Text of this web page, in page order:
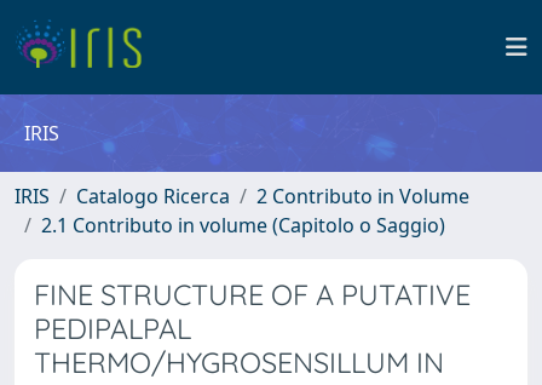
IRIS
IRIS Catalogo Ricerca
2 Contributo in Volume
2.1 Contributo in volume (Capitolo o Saggio)
FINE STRUCTURE OF A PUTATIVE
PEDIPALPAL
THERMO/HYGROSENSILLUM IN